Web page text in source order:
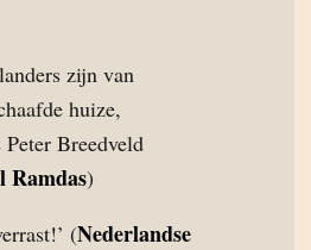
zijn van
huize,
Breedveld
Ramdas)
(Nederlandse